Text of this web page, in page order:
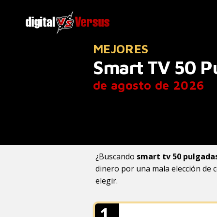
MEJORES
Smart TV 50
de agosto de 2026
¿Buscando smart tv 50
dinero por una mala elección de
elegir.